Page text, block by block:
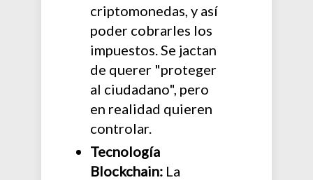
criptomonedas, y así
poder cobrarles los
impuestos. Se jactan
de querer "proteger
al ciudadano", pero
en realidad quieren
controlar.
Tecnología
Blockchain: La